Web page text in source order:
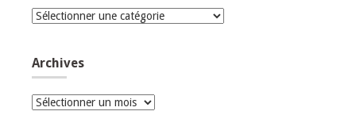
Catégories
Archives
Archives